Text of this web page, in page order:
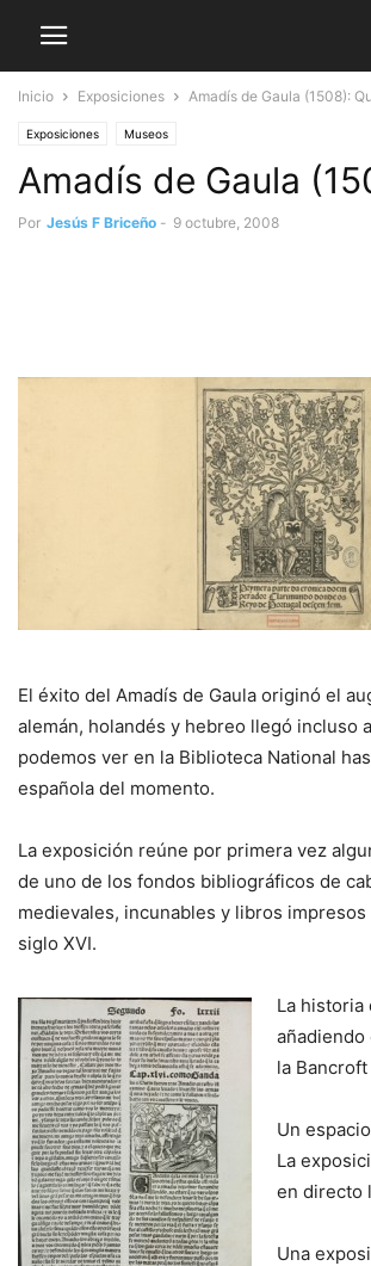
Inicio Exposiciones Amadís de Gaula (1508):
Exposiciones Museos
Amadís de Gaula
Por Jesús F Briceño - 9 octubre, 2008
El éxito del Amadís de Gaula originó el
alemán, holandés y hebreo llegó incluso
podemos ver en la Biblioteca National
española del momento.
La exposición reúne por primera vez
de uno de los fondos bibliográficos de
medievales, incunables y libros
siglo XVI.
La historia
añadiendo
la
Un
La
en directo
Una